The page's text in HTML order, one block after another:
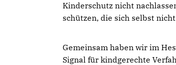
Kinderschutz nicht
schützen, die sich selbst
Gemeinsam haben wir im
Signal für kindgerechte